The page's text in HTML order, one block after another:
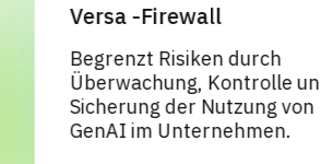
Versa -Firewall
Begrenzt Risiken durch
Überwachung, Kontrolle und
Sicherung der Nutzung von
GenAI im Unternehmen.